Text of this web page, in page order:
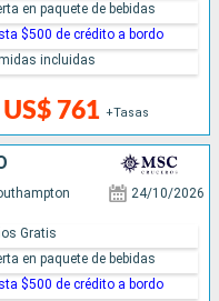
US$ 761 +Tasas
en paquete de bebidas
$500 de crédito a bordo
incluidas
24/10/2026
Gratis
en paquete de bebidas
$500 de crédito a bordo